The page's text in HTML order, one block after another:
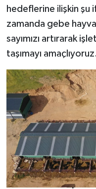
hedeflerine ilişkin şu
zamanda gebe
sayımızı artırarak
taşımayı